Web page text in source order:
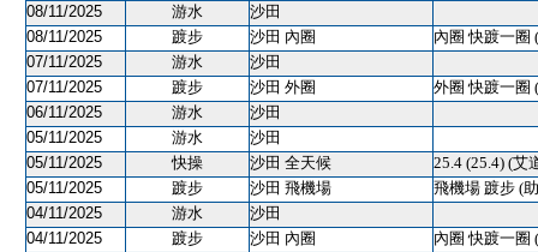
08/11/2025
游水
沙田
08/11/2025
踱步 沙田 內圈
內圈 快踱一圈
07/11/2025
游水
沙田
07/11/2025
踱步 沙田 外圈
外圈 快踱一圈
06/11/2025
游水
沙田
05/11/2025
游水
沙田
05/11/2025
快操 沙田 全天候
25.4 (25.4) (艾
05/11/2025
踱步 沙田 飛機場
飛機場 踱步 (
04/11/2025
游水
沙田
04/11/2025
踱步 沙田 內圈
內圈 快踱一圈